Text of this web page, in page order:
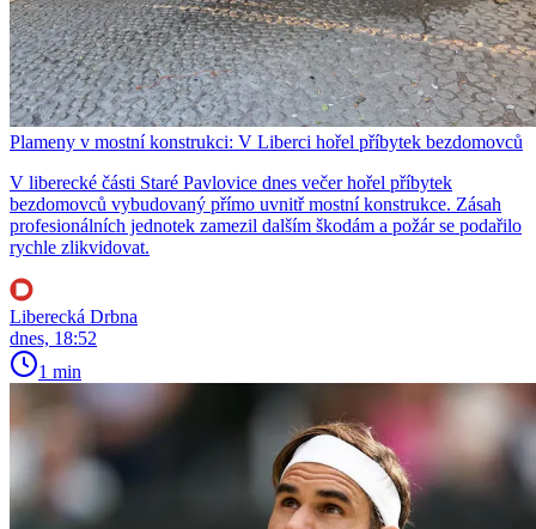
Plameny v mostní konstrukci: V Liberci hořel příbytek bezdomovců
V liberecké části Staré Pavlovice dnes večer hořel příbytek
bezdomovců vybudovaný přímo uvnitř mostní konstrukce. Zásah
profesionálních jednotek zamezil dalším škodám a požár se podařilo
rychle zlikvidovat.
Liberecká Drbna
dnes, 18:52
1 min